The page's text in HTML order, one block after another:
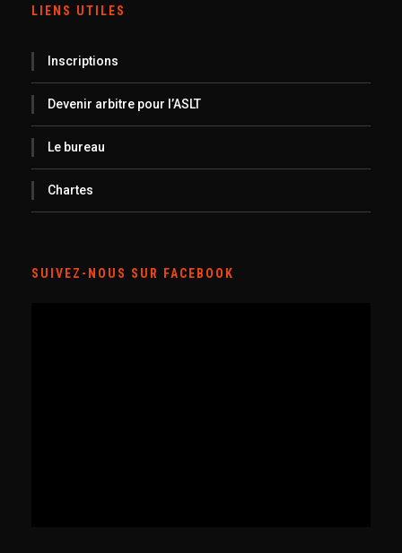
LIENS UTILES
Inscriptions
Devenir arbitre pour l’ASLT
Le bureau
Chartes
SUIVEZ-NOUS SUR FACEBOOK